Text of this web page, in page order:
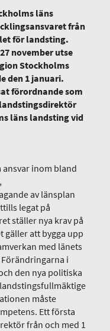
läns
från
för landsting.
november utse
Stockholms
den 1 januari.
förordnande som
läns landsting vid
inom bland
av länsplan
legat på
ställer nya krav på
gäller att bygga upp
med länets
i
den nya politiska
måste
Ett första
från och med 1